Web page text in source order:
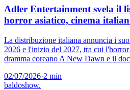
Adler Entertainment svela il
horror asiatico, cinema
La distribuzione italiana annuncia i
2026 e l'inizio del 2027, tra cui
dramma coreano A New Dawn e il
02/07/2026·2 min
baldoshow.